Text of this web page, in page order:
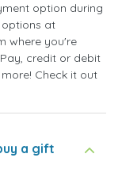
option during
options at
where you're
credit or debit
Check it out
a gift